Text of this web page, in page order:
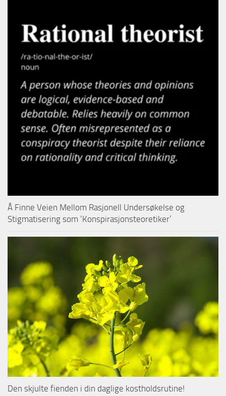
Å Finne Veien Mellom Rasjonell Undersøkelse og
Stigmatisering som ‘Konspirasjonsteoretiker’
Den skjulte fienden i din daglige kostholdsrutine!